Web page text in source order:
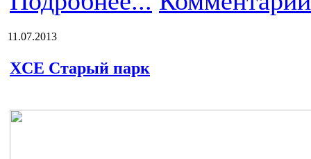
11.07.2013
XCE Старый парк